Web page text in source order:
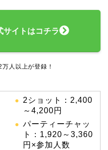
サイトはコチラ
人以上が登録！
2ショット：2,400
～4,200円
パーティーチャッ
ト：1,920～3,360
円×参加人数